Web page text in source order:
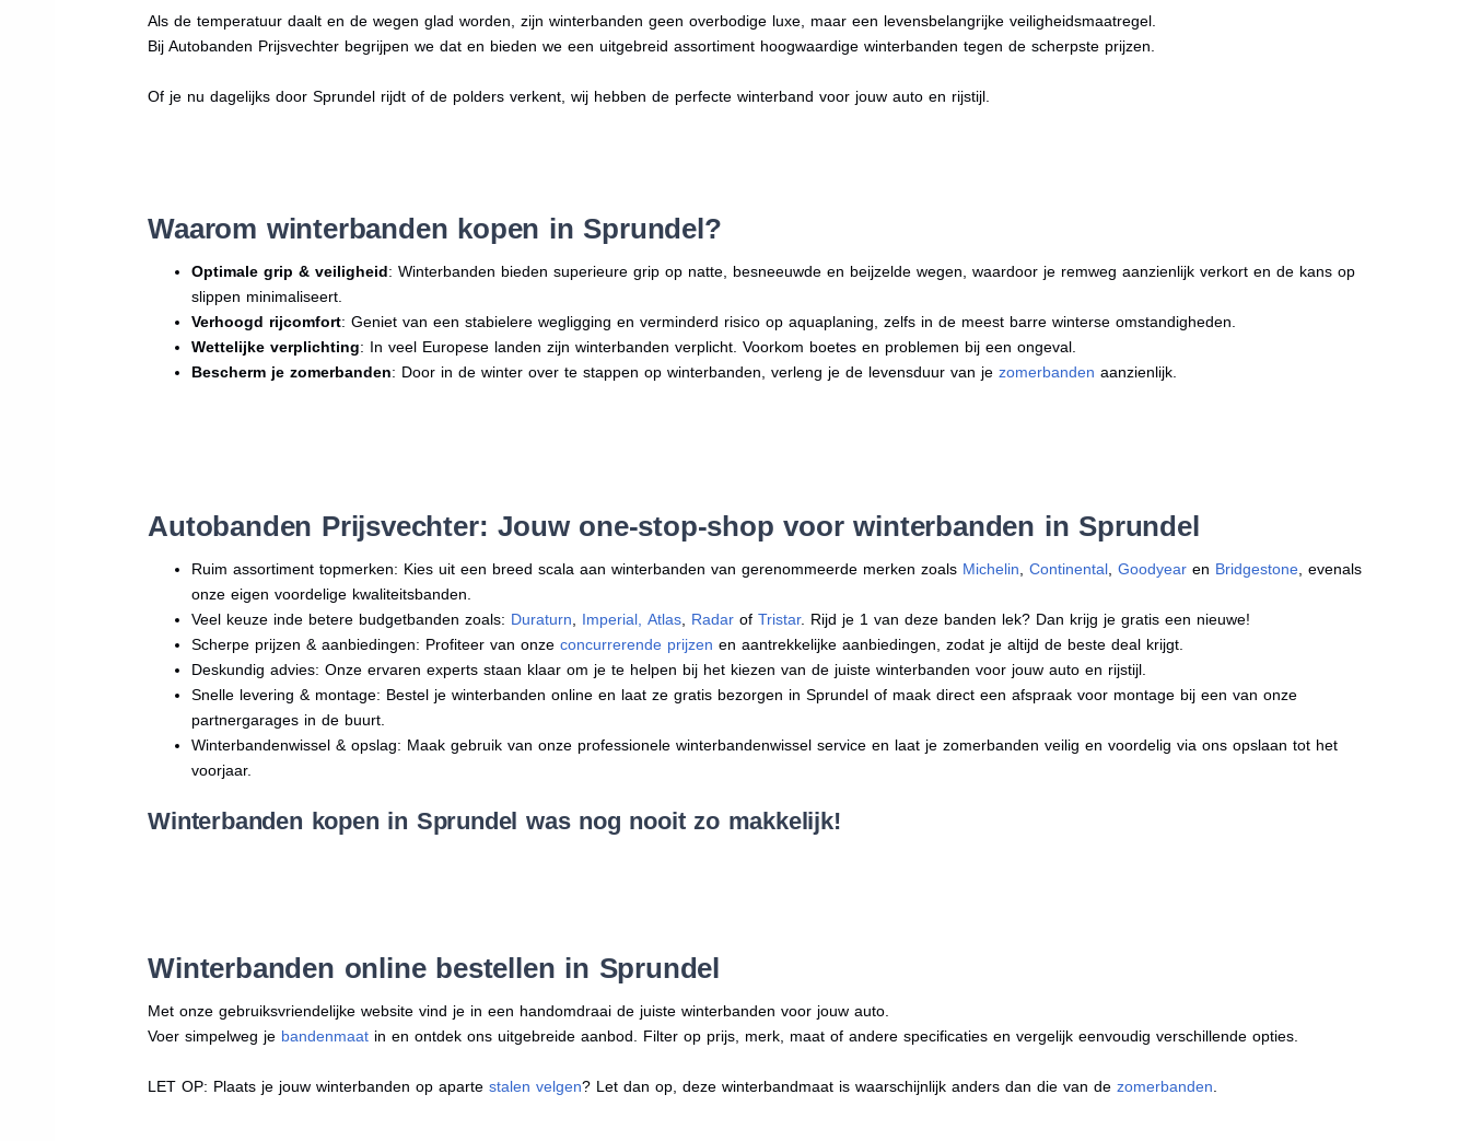
Als de temperatuur daalt en de wegen glad worden, zijn winterbanden geen overbodige luxe, maar een levensbelangrijke veiligheidsmaatregel.
Bij Autobanden Prijsvechter begrijpen we dat en bieden we een uitgebreid assortiment hoogwaardige winterbanden tegen de scherpste prijzen.
Of je nu dagelijks door Sprundel rijdt of de polders verkent, wij hebben de perfecte winterband voor jouw auto en rijstijl.
Waarom winterbanden kopen in Sprundel?
Optimale grip & veiligheid: Winterbanden bieden superieure grip op natte, besneeuwde en beijzelde wegen, waardoor je remweg aanzienlijk verkort en de kans op
slippen minimaliseert.
Verhoogd rijcomfort: Geniet van een stabielere wegligging en verminderd risico op aquaplaning, zelfs in de meest barre winterse omstandigheden.
Wettelijke verplichting: In veel Europese landen zijn winterbanden verplicht. Voorkom boetes en problemen bij een ongeval.
Bescherm je zomerbanden: Door in de winter over te stappen op winterbanden, verleng je de levensduur van jezomerbanden aanzienlijk.
Autobanden Prijsvechter: Jouw one-stop-shop voor winterbanden in Sprundel
Ruim assortiment topmerken: Kies uit een breed scala aan winterbanden van gerenommeerde merken zoals Michelin ,Continental ,Goodyear en Bridgestone , evenals
onze eigen voordelige kwaliteitsbanden.
Veel keuze inde betere budgetbanden zoals: Duraturn Imperial Atlas Radar ofTristar. Rijd je 1 van deze banden lek? Dan krijg je gratis een nieuwe!
Scherpe prijzen & aanbiedingen: Profiteer van onzeconcurrerende prijzen en aantrekkelijke aanbiedingen, zodat je altijd de beste deal krijgt.
Deskundig advies: Onze ervaren experts staan klaar om je te helpen bij het kiezen van de juiste winterbanden voor jouw auto en rijstijl.
Snelle levering & montage: Bestel je winterbanden online en laat ze gratis bezorgen in Sprundel of maak direct een afspraak voor montage bij een van onze
partnergarages in de buurt.
Winterbandenwissel & opslag: Maak gebruik van onze professionele winterbandenwissel service en laat je zomerbanden veilig en voordelig via ons opslaan tot het
voorjaar.
Winterbanden kopen in Sprundel was nog nooit zo makkelijk!
Winterbanden online bestellen in Sprundel
Met onze gebruiksvriendelijke website vind je in een handomdraai de juiste winterbanden voor jouw auto.
Voer simpelweg je bandenmaat in en ontdek ons uitgebreide aanbod. Filter op prijs, merk, maat of andere specificaties en vergelijk eenvoudig verschillende opties.
LET OP: Plaats je jouw winterbanden op apartestalen velgen? Let dan op, deze winterbandmaat is waarschijnlijk anders dan die van dezomerbanden